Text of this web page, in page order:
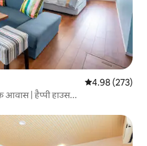
औसत रेटिंग 5 में से
4.98 (273)
आवास | हैप्पी हाउस...